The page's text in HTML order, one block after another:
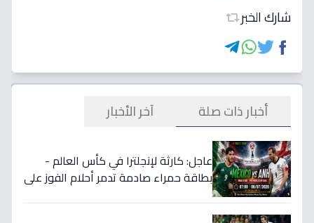
شارك الخبر
أخبار ذات صلة آخر الأخبار
عاجل: كارثة لإنجلترا في كأس العالم -
بطاقة حمراء صادمة تدمر أحلام الفوز على